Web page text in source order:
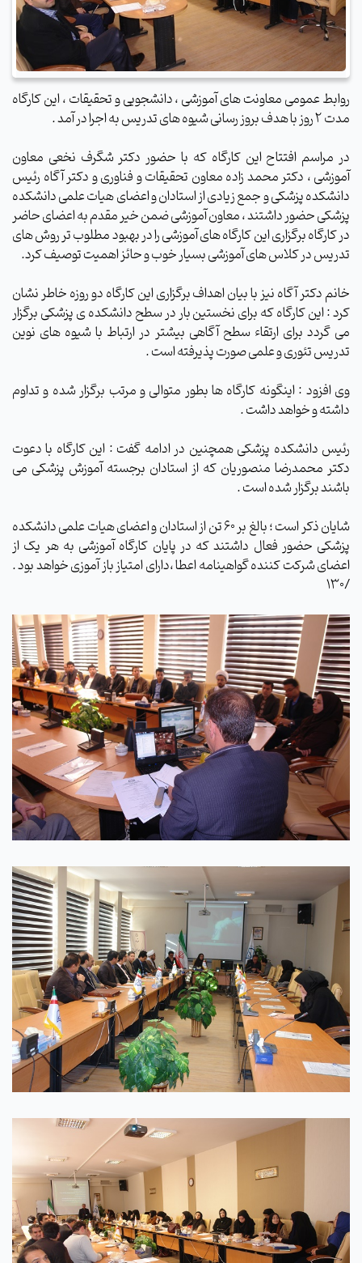
روابط عمومی معاونت های آموزشی ، دانشجویی و تحقیقات ، این کارگاه
مدت 2 روز با هدف بروز رسانی شیوه های تدریس به اجرا در آمد .
در مراسم افتتاح این کارگاه که با حضور دکتر شگرف نخعی معاون
آموزشی ، دکتر محمد زاده معاون تحقیقات و فناوری و دکتر آگاه رئیس
دانشکده پزشکی و جمع زیادی از استادان و اعضای هیات علمی دانشکده
پزشکی حضور داشتند ، معاون آموزشی ضمن خیر مقدم به اعضای حاضر
در کارگاه برگزاری این کارگاه های آموزشی را در بهبود مطلوب تر روش های
تدریس در کلاس های آموزشی بسیار خوب و حائز اهمیت توصیف کرد.
خانم دکتر آگاه نیز با بیان اهداف برگزاری این کارگاه دو روزه خاطر نشان
کرد : این کارگاه که برای نخستین بار در سطح دانشکده ی پزشکی برگزار
می گردد برای ارتقاء سطح آگاهی بیشتر در ارتباط با شیوه های نوین
تدریس تئوری و علمی صورت پذیرفته است .
وی افزود : اینگونه کارگاه ها بطور متوالی و مرتب برگزار شده و تداوم
داشته و خواهد داشت .
رئیس دانشکده پزشکی همچنین در ادامه گفت : این کارگاه با دعوت
دکتر محمدرضا منصوریان که از استادان برجسته آموزش پزشکی می
باشند برگزار شده است .
شایان ذکر است ؛ بالغ بر 60 تن از استادان و اعضای هیات علمی دانشکده
پزشکی حضور فعال داشتند که در پایان کارگاه آموزشی به هر یک از
اعضای شرکت کننده گواهینامه اعطا ،دارای امتیاز باز آموزی خواهد بود .
/130